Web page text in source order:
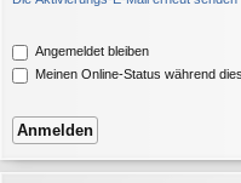
Angemeldet bleiben
Meinen Online-Status während